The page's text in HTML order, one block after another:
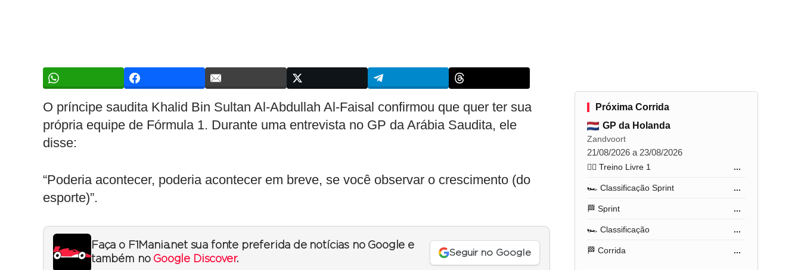
O príncipe saudita Khalid Bin Sultan Al-Abdullah Al-Faisal confirmou que quer ter sua
própria equipe de Fórmula 1. Durante uma entrevista no GP da Arábia Saudita, ele
disse:
“Poderia acontecer, poderia acontecer em breve, se você observar o crescimento (do
esporte)”.
Faça o F1Mania.net sua fonte preferida de notícias no Google e
também no Google Discover.
Seguir no Google
Próxima Corrida
GP da Holanda
Zandvoort
21/08/2026 a 23/08/2026
🏋️‍♂️ Treino Livre 1 ...
🏎️ Classificação Sprint ...
🏁 Sprint ...
🏎️ Classificação ...
🏁 Corrida ...